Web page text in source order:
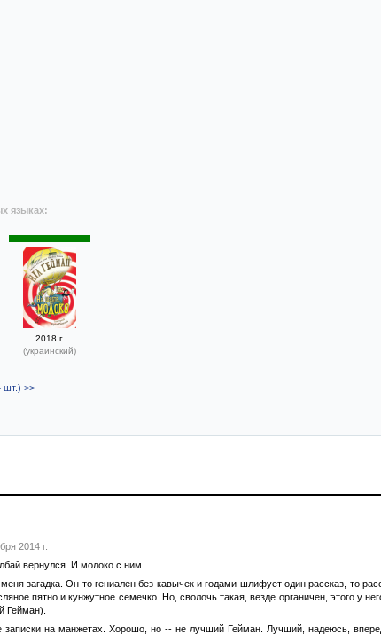
языках:
2018 г.
(украинский)
шт.) >>
2014 г.
вернулся. И молоко с ним.
загадка. Он то гениален без кавычек и годами шлифует один рассказ, то
пятно и кунжутное семечко. Но, сволочь такая, везде органичен, этого у
Гейман).
на манжетах. Хорошо, но -- не лучший Гейман. Лучший, надеюсь,